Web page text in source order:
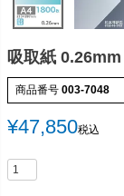
吸取紙
商品番号 003-7048
¥47,850税込